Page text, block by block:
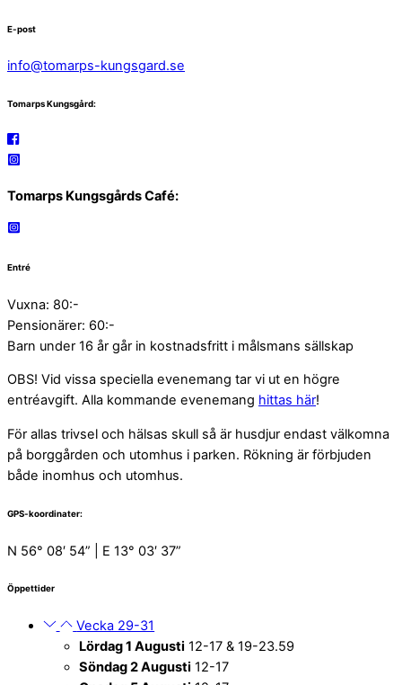
E-post
info@tomarps-kungsgard.se
Tomarps Kungsgård:
Tomarps Kungsgårds Café:
Entré
Vuxna: 80:-
Pensionärer: 60:-
Barn under 16 år går in kostnadsfritt i målsmans sällskap
OBS! Vid vissa speciella evenemang tar vi ut en högre
entréavgift. Alla kommande evenemang hittas här!
För allas trivsel och hälsas skull så är husdjur endast välkomna
på borggården och utomhus i parken. Rökning är förbjuden
både inomhus och utomhus.
GPS-koordinater:
N 56° 08′ 54” | E 13° 03′ 37”
Öppettider
Vecka 29-31
Lördag 1 Augusti 12-17 & 19-23.59
Söndag 2 Augusti 12-17